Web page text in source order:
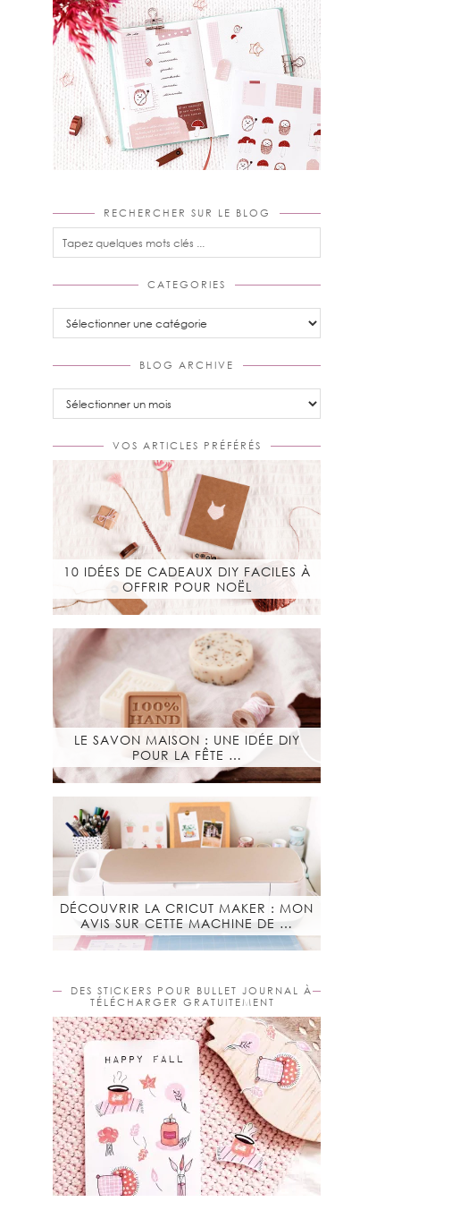
RECHERCHER SUR LE BLOG
CATEGORIES
Categories
BLOG ARCHIVE
Blog
Archive
VOS ARTICLES PRÉFÉRÉS
10 IDÉES DE CADEAUX DIY FACILES À
OFFRIR POUR NOËL
LE SAVON MAISON : UNE IDÉE DIY
POUR LA FÊTE …
DÉCOUVRIR LA CRICUT MAKER : MON
AVIS SUR CETTE MACHINE DE …
DES STICKERS POUR BULLET JOURNAL À
TÉLÉCHARGER GRATUITEMENT